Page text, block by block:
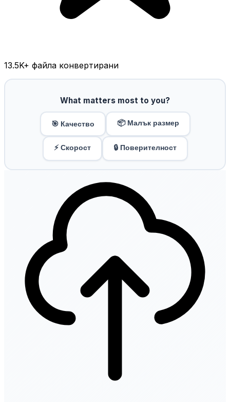
13.5K+ файла конвертирани
What matters most to you?
🎯 Качество 📦 Малък размер
⚡ Скорост 🔒 Поверителност